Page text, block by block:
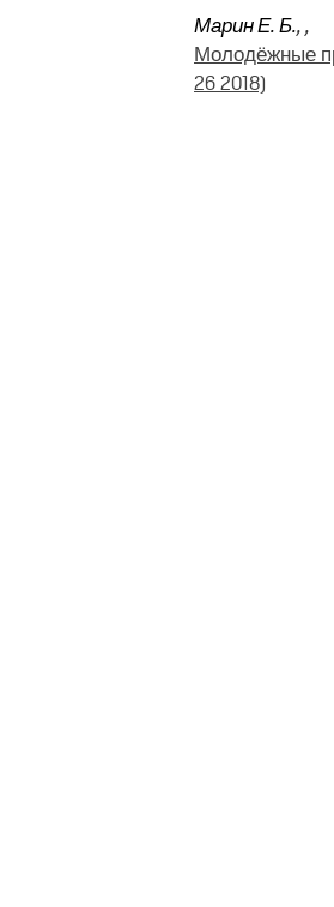
Марин Е. Б.,,
Молодёжные
26 2018)